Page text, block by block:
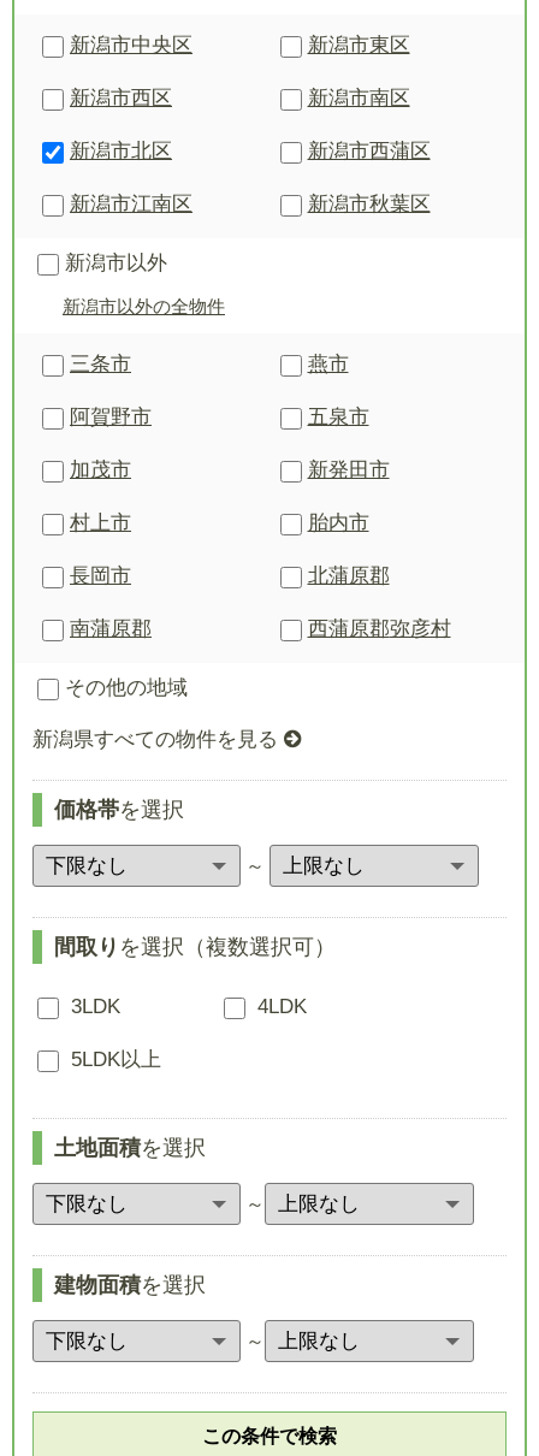
新潟市中央区 新潟市東区
新潟市西区 新潟市南区
新潟市北区 新潟市西蒲区
新潟市江南区 新潟市秋葉区
新潟市以外
新潟市以外の全物件
三条市 燕市
阿賀野市 五泉市
加茂市 新発田市
村上市 胎内市
長岡市 北蒲原郡
南蒲原郡 西蒲原郡弥彦村
その他の地域
新潟県すべての物件を見る
価格帯を選択
～
間取り を選択（複数選択可）
3LDK 4LDK
5LDK以上
土地面積を選択
～
建物面積を選択
～